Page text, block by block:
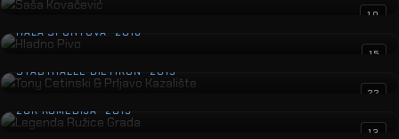
10
Hladno Pivo
HALA SPORTOVA · 2016
15
Tony Cetinski & Prljavo Kazalište
STADTHALLE DIETIKON · 2015
22
Legenda Ružice Grada
ZGK KOMEDIJA · 2015
13
Prljavo Kazalište